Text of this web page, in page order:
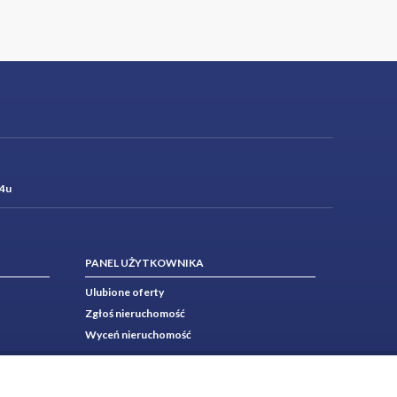
PANEL UŻYTKOWNIKA
Ulubione oferty
Zgłoś nieruchomość
Wyceń nieruchomość
Polityka prywatności